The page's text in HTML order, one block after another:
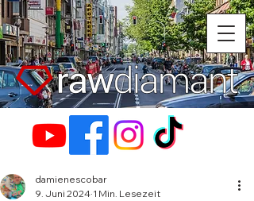
damienescobar
9. Juni 2024 1 Min. Lesezeit